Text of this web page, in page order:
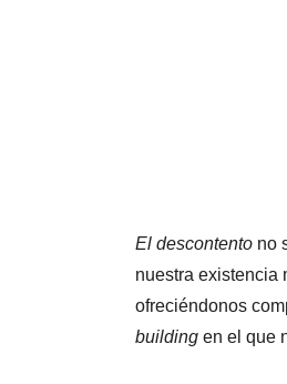
El descontento no
nuestra existencia
ofreciéndonos
buildingen el que